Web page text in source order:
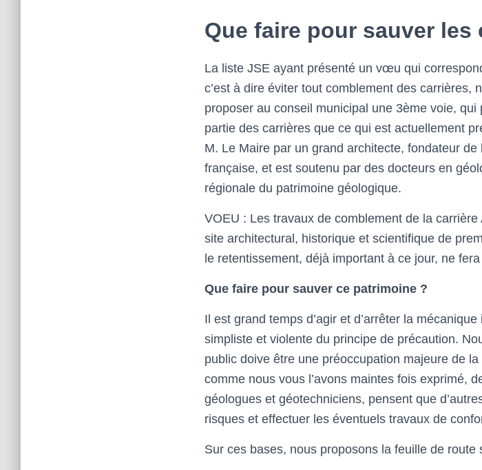
Que faire pour sauver les
La liste JSE ayant présenté un vœu qui
c’est à dire éviter tout comblement des
proposer au conseil municipal une 3ème voie,
partie des carrières que ce qui est actuellement
M. Le Maire par un grand architecte, fondateur de
française, et est soutenu par des docteurs en
régionale du patrimoine géologique.
VOEU : Les travaux de comblement de la
site architectural, historique et scientifique de
le retentissement, déjà important à ce jour, ne
Que faire pour sauver ce patrimoine ?
Il est grand temps d’agir et d’arrêter la
simpliste et violente du principe de précaution.
public doive être une préoccupation majeure de
comme nous vous l’avons maintes fois exprimé,
géologues et géotechniciens, pensent que
risques et effectuer les éventuels travaux de
Sur ces bases, nous proposons la feuille de route